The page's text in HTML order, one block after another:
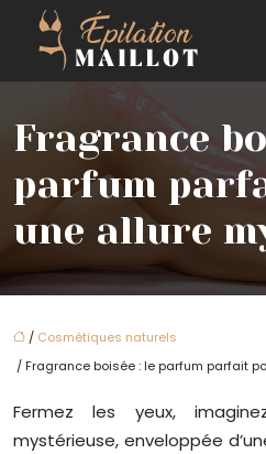
Fragrance
parfum
une allure
/ Cosmétiques naturels
/ Fragrance boisée : le parfum parfait
Fermez les yeux,
mystérieuse, enveloppée